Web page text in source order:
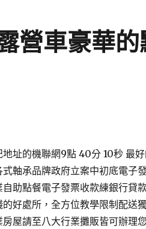
營車豪華
地址的機聯網9點 40分 10秒最好
式軸承品牌政府立案中初底電子
自助點餐電子發票收款練銀行貸
好處所，全方位教學限制配送
屋請至八大行業攤販皆可辦理